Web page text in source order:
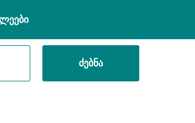
ძებნა